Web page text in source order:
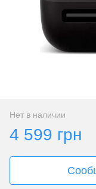
Нет в наличии
4 599 грн